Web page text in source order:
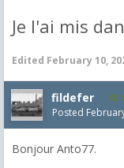
Je l'ai mis
Edited February 10,
fildefer
Posted
Bonjour Anto77.